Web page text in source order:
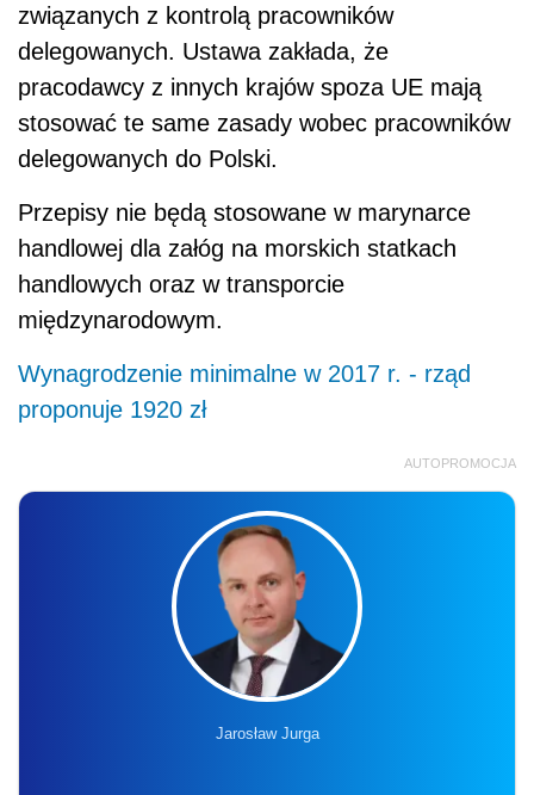
związanych z kontrolą pracowników
delegowanych. Ustawa zakłada, że
pracodawcy z innych krajów spoza UE mają
stosować te same zasady wobec pracowników
delegowanych do Polski.
Przepisy nie będą stosowane w marynarce
handlowej dla załóg na morskich statkach
handlowych oraz w transporcie
międzynarodowym.
Wynagrodzenie minimalne w 2017 r. - rząd
proponuje 1920 zł
AUTOPROMOCJA
Jarosław Jurga